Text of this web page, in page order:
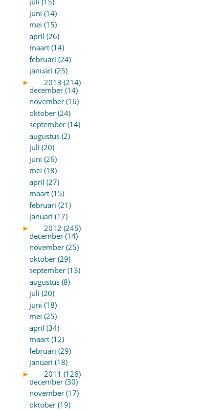
juni (14)
mei (15)
april (26)
maart (14)
februari (24)
januari (25)
►
2013 (214)
december (14)
november (16)
oktober (24)
september (14)
augustus (2)
juli (20)
juni (26)
mei (18)
april (27)
maart (15)
februari (21)
januari (17)
►
2012 (245)
december (14)
november (25)
oktober (29)
september (13)
augustus (8)
juli (20)
juni (18)
mei (25)
april (34)
maart (12)
februari (29)
januari (18)
►
2011 (126)
december (30)
november (17)
oktober (19)